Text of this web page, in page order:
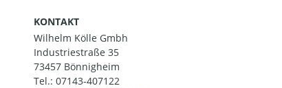
KONTAKT
Wilhelm Kölle Gmbh
Industriestraße 35
73457 Bönnigheim
Tel.: 07143-407122